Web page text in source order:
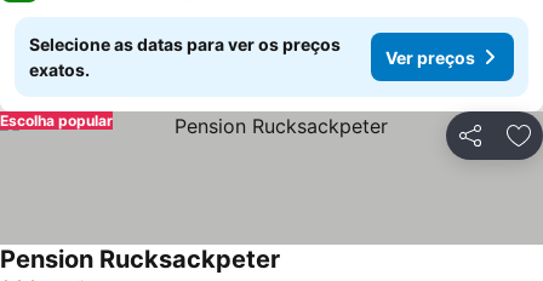
Selecione as datas para ver os preços
exatos.
Ver preços
Partilhar
Escolha popular
Pension Rucksackpeter